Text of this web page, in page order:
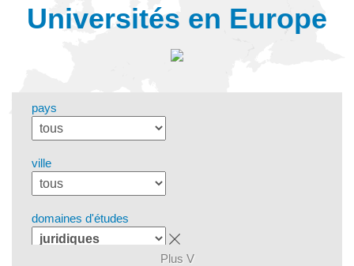
Universités en Europe
pays
ville
domaines d'études
Plus V